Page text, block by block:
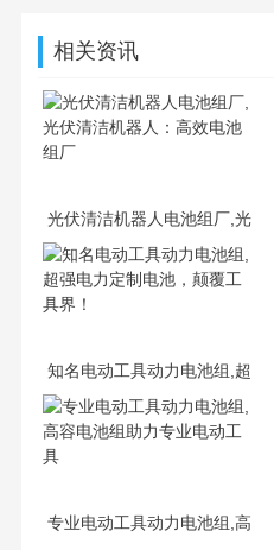
相关资讯
光伏清洁机器人电池组厂,光
伏清洁机器人：高效电池组
知名电动工具动力电池组,超
强电力定制电池，颠覆工具
专业电动工具动力电池组,高